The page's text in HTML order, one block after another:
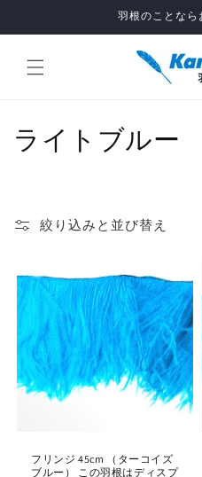
進む
羽根のことなら
コ
シ
ョ
ン
:
ライトブルー
絞り込みと並び替え
フリンジ 45cm （ターコイズ
ブルー） この羽根はディスプ